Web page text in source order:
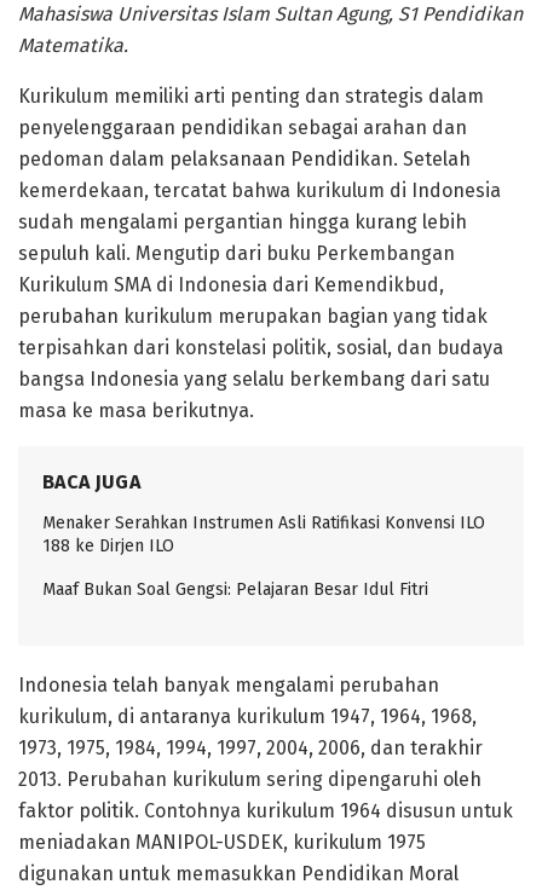
Mahasiswa Universitas Islam Sultan Agung, S1 Pendidikan
Matematika.
Kurikulum memiliki arti penting dan strategis dalam
penyelenggaraan pendidikan sebagai arahan dan
pedoman dalam pelaksanaan Pendidikan. Setelah
kemerdekaan, tercatat bahwa kurikulum di Indonesia
sudah mengalami pergantian hingga kurang lebih
sepuluh kali. Mengutip dari buku Perkembangan
Kurikulum SMA di Indonesia dari Kemendikbud,
perubahan kurikulum merupakan bagian yang tidak
terpisahkan dari konstelasi politik, sosial, dan budaya
bangsa Indonesia yang selalu berkembang dari satu
masa ke masa berikutnya.
BACA JUGA
Menaker Serahkan Instrumen Asli Ratifikasi Konvensi ILO
188 ke Dirjen ILO
Maaf Bukan Soal Gengsi: Pelajaran Besar Idul Fitri
Indonesia telah banyak mengalami perubahan
kurikulum, di antaranya kurikulum 1947, 1964, 1968,
1973, 1975, 1984, 1994, 1997, 2004, 2006, dan terakhir
2013. Perubahan kurikulum sering dipengaruhi oleh
faktor politik. Contohnya kurikulum 1964 disusun untuk
meniadakan MANIPOL-USDEK, kurikulum 1975
digunakan untuk memasukkan Pendidikan Moral